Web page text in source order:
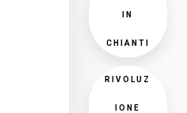
IN
CHIANTI
RIVOLUZ
IONE